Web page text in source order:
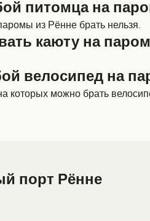
питомца на
из Рённе брать нельзя.
каюту на
велосипед на
которых можно брать
порт Рённе